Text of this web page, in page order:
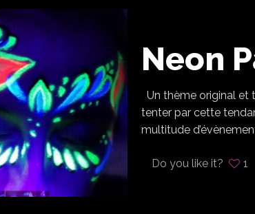
Neon
Un thème original et
tenter par cette
multitude
Do you like it? 1